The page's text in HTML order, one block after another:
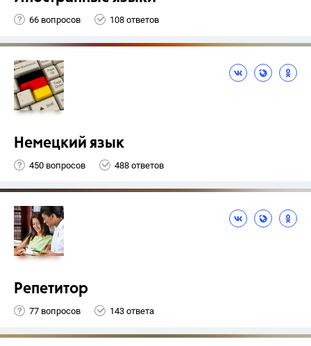
66 вопросов 108 ответов
Немецкий язык
450 вопросов 488 ответов
Репетитор
77 вопросов 143 ответа